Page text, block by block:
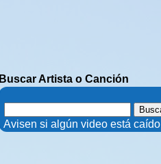
Buscar Artista o Canción
Avisen si algún video está caído